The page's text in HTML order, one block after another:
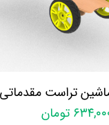
تراست مقدماتی
تومان